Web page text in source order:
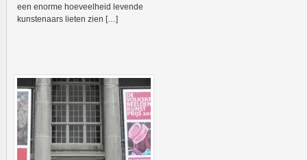
een enorme hoeveelheid levende
kunstenaars lieten zien […]